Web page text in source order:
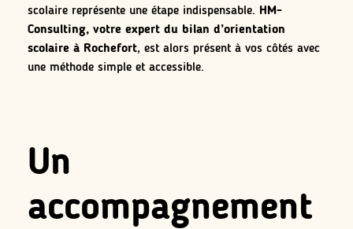
scolaire représente une étape indispensable. HM-
Consulting, votre expert du bilan d’orientation
scolaire à Rochefort, est alors présent à vos côtés avec
une méthode simple et accessible.
Un
accompagnement